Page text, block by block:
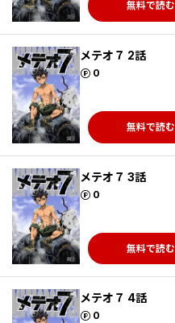
無料で読む
メテオ７ 2話
0
ポイント
無料で読む
メテオ７ 3話
0
ポイント
無料で読む
メテオ７ 4話
0
ポイント